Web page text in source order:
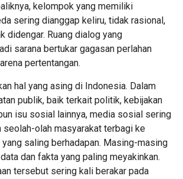
kelompok yang memiliki
sering dianggap keliru, tidak rasional,
didengar. Ruang dialog yang
sarana bertukar gagasan perlahan
pertentangan.
hal yang asing di Indonesia. Dalam
publik, baik terkait politik, kebijakan
isu sosial lainnya, media sosial sering
seolah-olah masyarakat terbagi ke
saling berhadapan. Masing-masing
dan fakta yang paling meyakinkan.
tersebut sering kali berakar pada